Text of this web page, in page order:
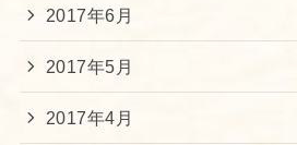
2017年6月
2017年5月
2017年4月